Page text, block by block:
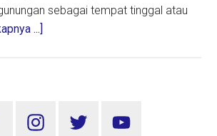
sebagai tempat tinggal atau
...]
Vila